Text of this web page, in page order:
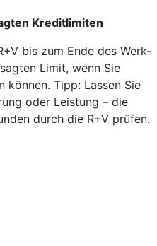
Kreditlimiten
bis zum Ende des Werk-
Limit, wenn Sie
Tipp: Lassen Sie
oder Leistung – die
durch die R+V prüfen.